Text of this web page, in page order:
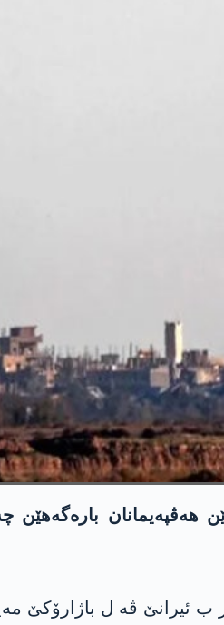
هەڤپەیمانان بارەگەهێن
ب ئیرانێ ڤە ل باژارۆکێ